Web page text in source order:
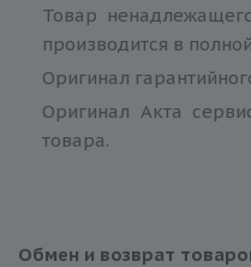
Товар
производится в
Оригинал
Оригинал Акта
товара.
Обмен и возврат